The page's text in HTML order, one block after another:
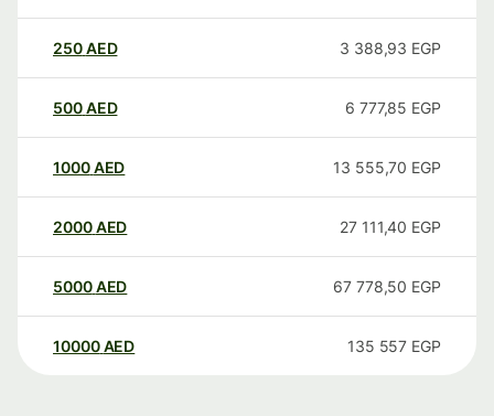
250AED 3 388,93 EGP
500AED 6 777,85 EGP
1000AED 13 555,70 EGP
2000AED 27 111,40 EGP
5000AED 67 778,50 EGP
10000 AED 135 557 EGP